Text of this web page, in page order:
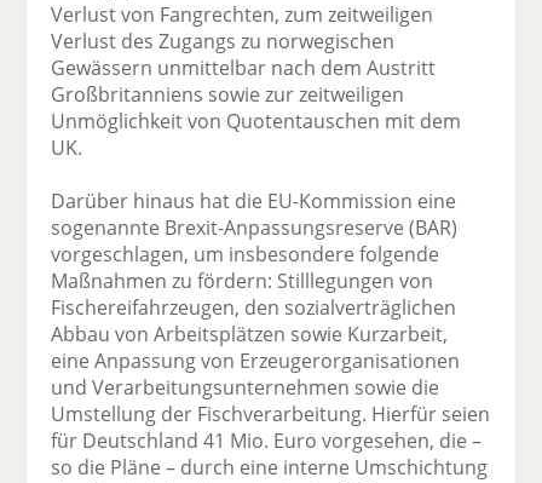
Verlust von Fangrechten, zum zeitweiligen
Verlust des Zugangs zu norwegischen
Gewässern unmittelbar nach dem Austritt
Großbritanniens sowie zur zeitweiligen
Unmöglichkeit von Quotentauschen mit dem
UK.
Darüber hinaus hat die EU-Kommission eine
sogenannte Brexit-Anpassungsreserve (BAR)
vorgeschlagen, um insbesondere folgende
Maßnahmen zu fördern: Stilllegungen von
Fischereifahrzeugen, den sozialverträglichen
Abbau von Arbeitsplätzen sowie Kurzarbeit,
eine Anpassung von Erzeugerorganisationen
und Verarbeitungsunternehmen sowie die
Umstellung der Fischverarbeitung. Hierfür seien
für Deutschland 41 Mio. Euro vorgesehen, die –
so die Pläne – durch eine interne Umschichtung